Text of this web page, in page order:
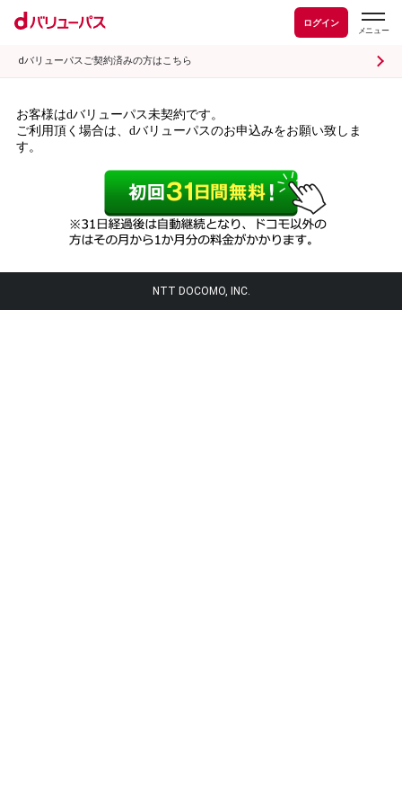
ログイン
dバリューパスご契約済みの方はこちら
お客様はdバリューパス未契約です。
ご利用頂く場合は、dバリューパスのお申込みをお願い致しま
す。
NTT DOCOMO, INC.